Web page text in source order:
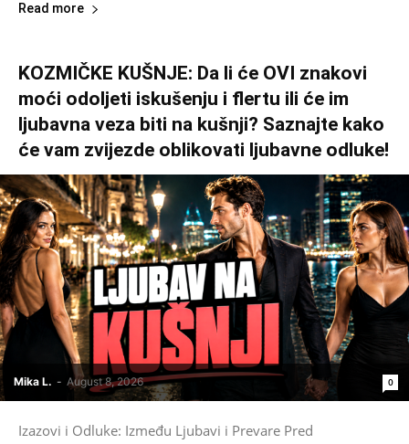
Read more
KOZMIČKE KUŠNJE: Da li će OVI znakovi
moći odoljeti iskušenju i flertu ili će im
ljubavna veza biti na kušnji? Saznajte kako
će vam zvijezde oblikovati ljubavne odluke!
Mika L. - August 8, 2026 0
Izazovi i Odluke: Između Ljubavi i Prevare Pred